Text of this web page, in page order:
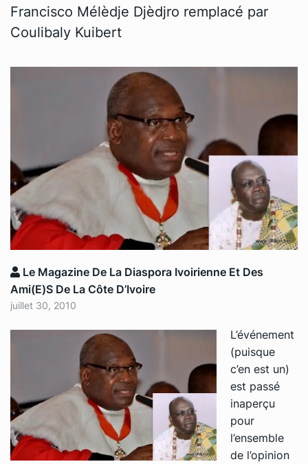
Francisco Mélèdje Djèdjro remplacé par
Coulibaly Kuibert
Le Magazine De La Diaspora Ivoirienne Et Des
Ami(e)s De La Côte D’Ivoire
juillet 30, 2010
L’événement
(puisque
c’en est un)
est passé
inaperçu
pour
l’ensemble
de l’opinion